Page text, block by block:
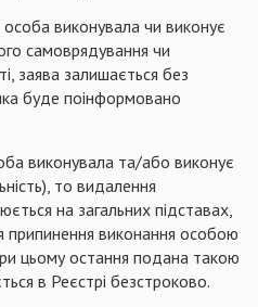
виконувала чи виконує
самоврядування чи
заява залишається без
буде поінформовано
виконувала та/або виконує
то видалення
на загальних підставах,
припинення виконання особою
цьому остання подана такою
в Реєстрі безстроково.